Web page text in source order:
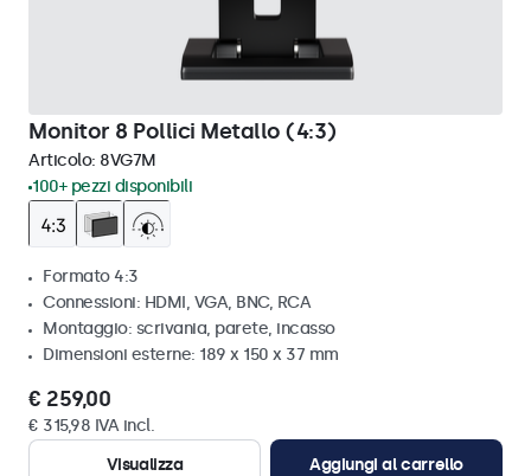
Monitor 8 Pollici Metallo (4:3)
Articolo: 8VG7M
100+ pezzi disponibili
Formato 4:3
Connessioni: HDMI, VGA, BNC, RCA
Montaggio: scrivania, parete, incasso
Dimensioni esterne: 189 x 150 x 37 mm
€ 259,00
€ 315,98 IVA incl.
Visualizza
Aggiungi al carrello